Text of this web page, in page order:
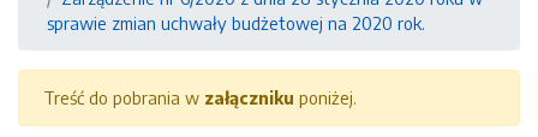
sprawie zmian uchwały budżetowej na 2020 rok.
Treść do pobrania w załączniku poniżej.